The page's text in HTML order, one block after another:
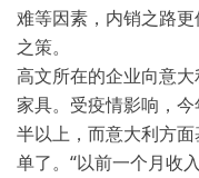
难等因素，内销之路
之策。
高文所在的企业向意
家具。受疫情影响，
半以上，而意大利方
单了。“以前一个月收